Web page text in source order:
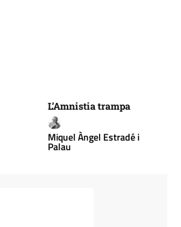
L’Amnistia trampa
Miquel Àngel Estradé i
Palau